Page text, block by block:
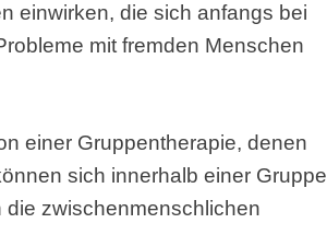
einwirken, die sich anfangs bei
mit fremden Menschen
einer Gruppentherapie, denen
sich innerhalb einer Gruppe
zwischenmenschlichen